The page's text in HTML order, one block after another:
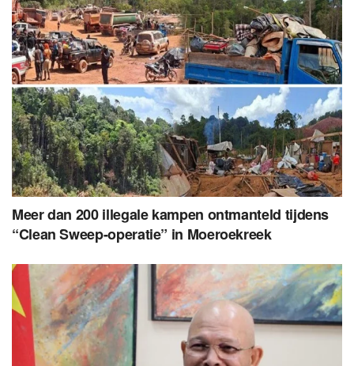
Meer dan 200 illegale kampen ontmanteld tijdens
“Clean Sweep-operatie” in Moeroekreek